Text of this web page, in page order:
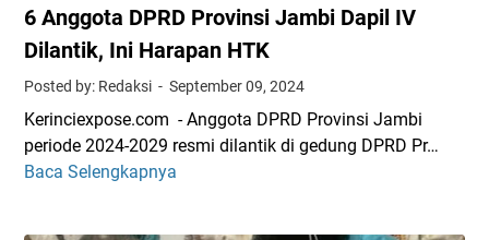
T
o
p
e
a
d
r
f
y
i
-
E
i
u
n
u
n
u
6 Anggota DPRD Provinsi Jambi Dapil IV
Dilantik, Ini Harapan HTK
Posted by: Redaksi September 09, 2024
Kerinciexpose.com - Anggota DPRD Provinsi Jambi
periode 2024-2029 resmi dilantik di gedung DPRD Pr…
Baca Selengkapnya